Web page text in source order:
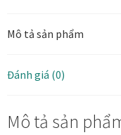
Tranh sơn mài Thư
Trống Đồng
Viên Dung Collection
dát
số
Mô tả sản phẩm
Đánh giá (0)
Mô tả sản